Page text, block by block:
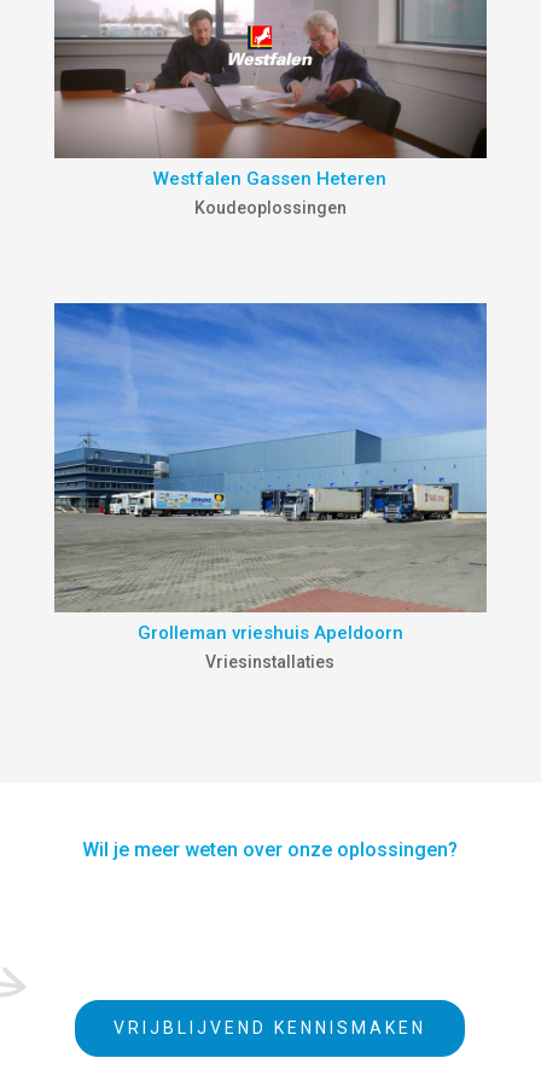
Westfalen Gassen Heteren
Koudeoplossingen
Grolleman vrieshuis Apeldoorn
Vriesinstallaties
Wil je meer weten over onze oplossingen?
VRIJBLIJVEND KENNISMAKEN